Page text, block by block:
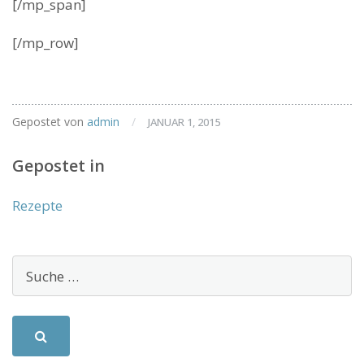
[/mp_span]
[/mp_row]
Gepostet von admin / JANUAR 1, 2015
Gepostet in
Rezepte